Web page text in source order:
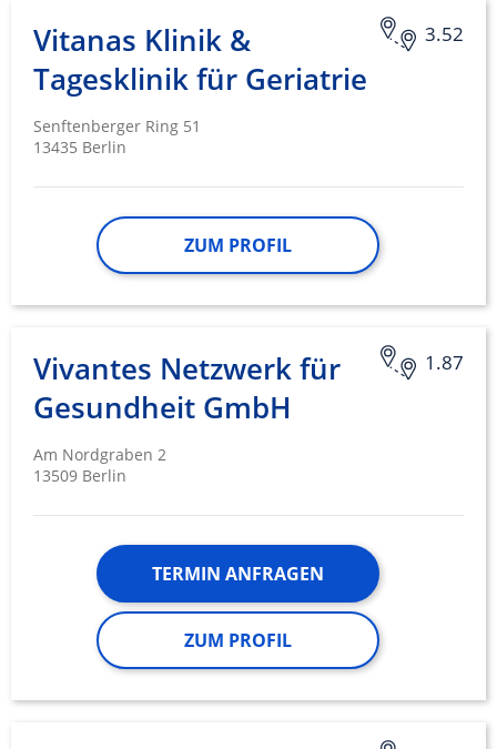
3.52
Vitanas Klinik &
Tagesklinik für Geriatrie
Senftenberger Ring 51
13435 Berlin
ZUM PROFIL
1.87
Vivantes Netzwerk für
Gesundheit GmbH
Am Nordgraben 2
13509 Berlin
TERMIN ANFRAGEN
ZUM PROFIL